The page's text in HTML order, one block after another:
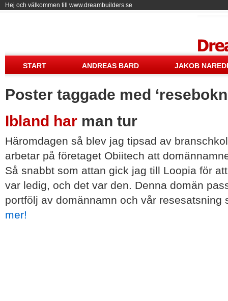
Hej och välkommen till www.dreambuilders.se
START ANDREAS BARD JAKOB NAREDI
Poster taggade med
Ibland har man tur
Häromdagen så blev jag tipsad av
arbetar på företaget Obiitech att
Så snabbt som attan gick jag till Loopia för
var ledig, och det var den. Denna domän
portfölj av domännamn och vår
mer!